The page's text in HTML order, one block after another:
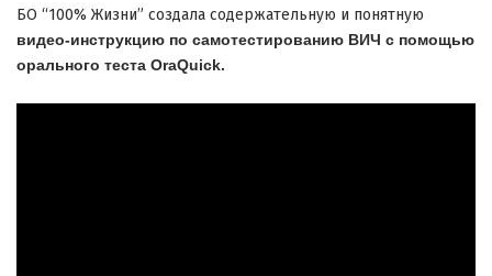
БО “100% Жизни” создала содержательную и понятную
видео-инструкцию по самотестированию ВИЧ с помощью
орального теста OraQuick.